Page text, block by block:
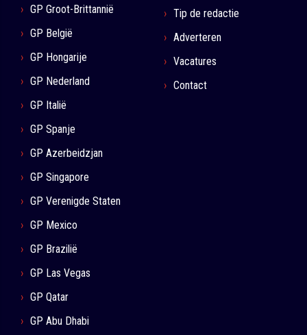
GP Groot-Brittannië
GP België
GP Hongarije
GP Nederland
GP Italië
GP Spanje
GP Azerbeidzjan
GP Singapore
GP Verenigde Staten
GP Mexico
GP Brazilië
GP Las Vegas
GP Qatar
GP Abu Dhabi
Tip de redactie
Adverteren
Vacatures
Contact